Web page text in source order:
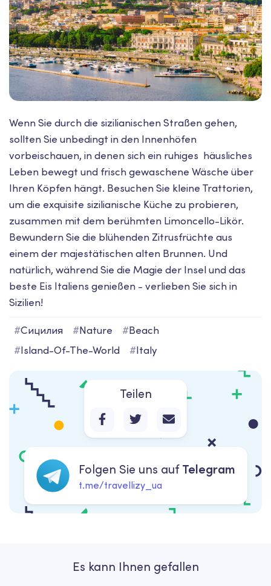
Wenn Sie durch die sizilianischen Straßen gehen,
sollten Sie unbedingt in den Innenhöfen
vorbeischauen, in denen sich ein ruhiges häusliches
Leben bewegt und frisch gewaschene Wäsche über
Ihren Köpfen hängt. Besuchen Sie kleine Trattorien,
um die exquisite sizilianische Küche zu probieren,
zusammen mit dem berühmten Limoncello-Likör.
Bewundern Sie die blühenden Zitrusfrüchte aus
einem der majestätischen alten Brunnen. Und
natürlich, während Sie die Magie der Insel und das
beste Eis Italiens genießen - verlieben Sie sich in
Sizilien!
#Сицилия #Nature #Beach
#Island-Of-The-World #Italy
Teilen
Folgen Sie uns aufTelegram
t.me/travellizy_ua
Es kann Ihnen gefallen